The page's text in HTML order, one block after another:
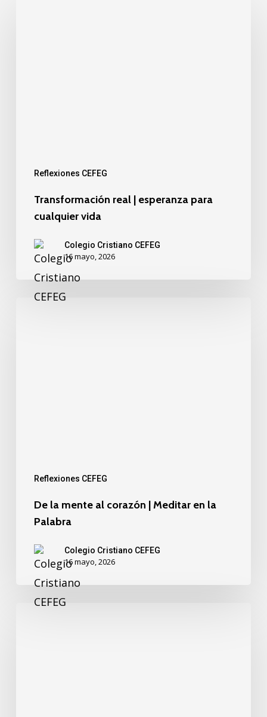
Reflexiones CEFEG
Transformación real | esperanza para
cualquier vida
Colegio Cristiano CEFEG
16 mayo, 2026
Reflexiones CEFEG
De la mente al corazón | Meditar en la
Palabra
Colegio Cristiano CEFEG
16 mayo, 2026